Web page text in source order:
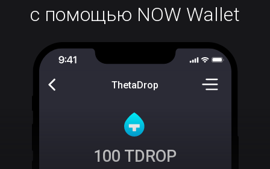
с помощью NOW Wallet
ThetaDrop
100 TDROP